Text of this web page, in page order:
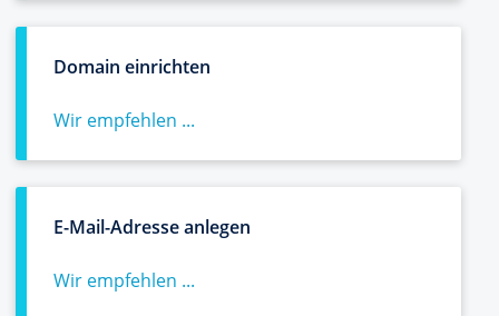
Domain einrichten
Wir empfehlen ...
E-Mail-Adresse anlegen
Wir empfehlen ...